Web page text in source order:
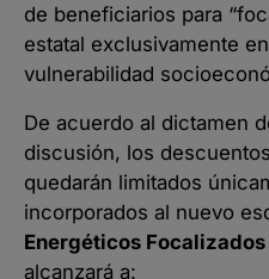
de beneficiarios para
estatal exclusivamente
vulnerabilidad
De acuerdo al dictamen
discusión, los
quedarán limitados
incorporados al nuevo
Energéticos Focalizados
alcanzará a: